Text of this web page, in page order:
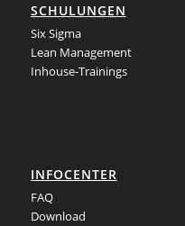
SCHULUNGEN
Six Sigma
Lean Management
Inhouse-Trainings
INFOCENTER
FAQ
Download